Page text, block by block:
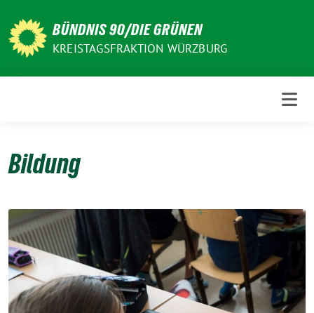
zum
Inhalt
BÜNDNIS 90/DIE GRÜNEN
KREISTAGSFRAKTION WÜRZBURG
Bildung